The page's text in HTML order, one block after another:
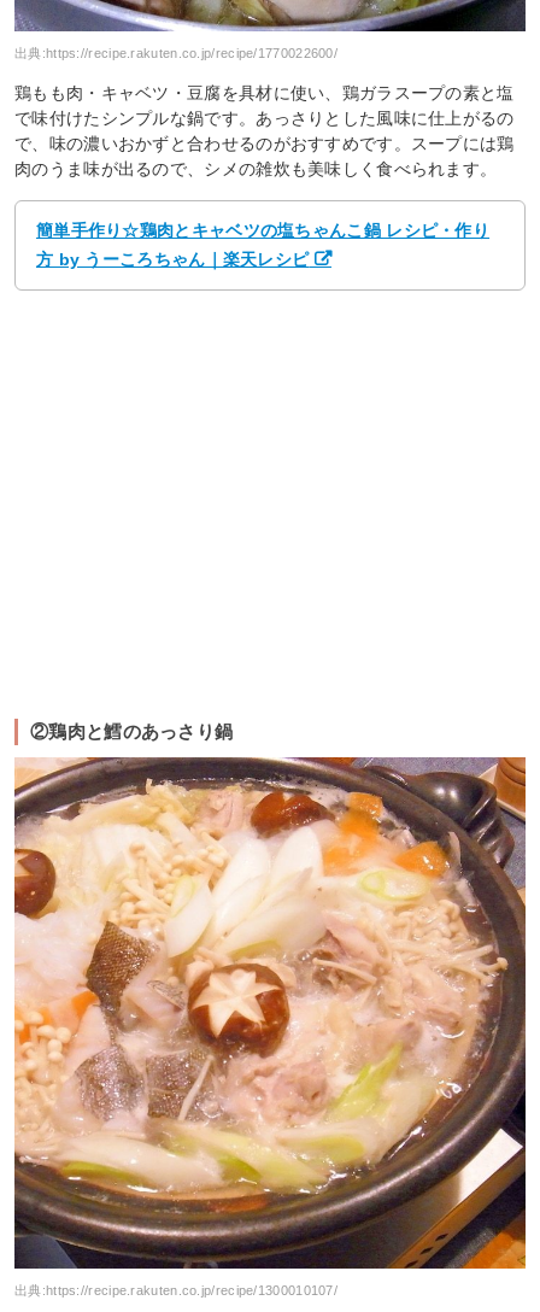
出典:https://recipe.rakuten.co.jp/recipe/1770022600/
鶏もも肉・キャベツ・豆腐を具材に使い、鶏ガラスープの素と塩
で味付けたシンプルな鍋です。あっさりとした風味に仕上がるの
で、味の濃いおかずと合わせるのがおすすめです。スープには鶏
肉のうま味が出るので、シメの雑炊も美味しく食べられます。
簡単手作り☆鶏肉とキャベツの塩ちゃんこ鍋 レシピ・作り
方 by うーころちゃん｜楽天レシピ
②鶏肉と鱈のあっさり鍋
出典: https://recipe.rakuten.co.jp/recipe/1300010107/